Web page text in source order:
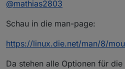
@mathias2803
Schau in die man-page:
https://linux.die.net/man/8/
Da stehen alle Optionen für